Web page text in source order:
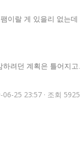
이랄 게 있을리 없는
려던 계획은 틀어지
06-25 23:57 · 조회 5925